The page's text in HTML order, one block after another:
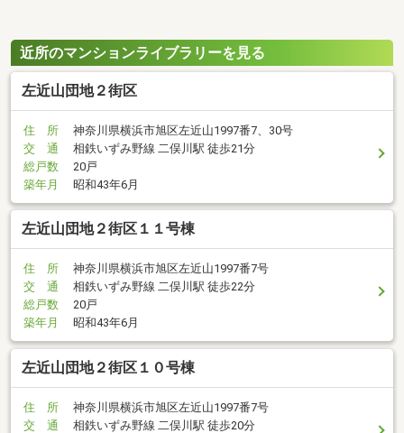
近所のマンションライブラリーを見る
左近山団地２街区
住 所
神奈川県横浜市旭区左近山1997番7、30号
交 通
相鉄いずみ野線 二俣川駅 徒歩21分
総戸数
20戸
築年月
昭和43年6月
左近山団地２街区１１号棟
住 所
神奈川県横浜市旭区左近山1997番7号
交 通
相鉄いずみ野線 二俣川駅 徒歩22分
総戸数
20戸
築年月
昭和43年6月
左近山団地２街区１０号棟
住 所
神奈川県横浜市旭区左近山1997番7号
交 通
相鉄いずみ野線 二俣川駅 徒歩20分